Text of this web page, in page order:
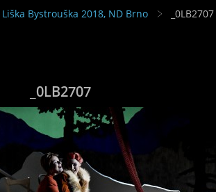
Liška Bystrouška 2018, ND Brno _0LB2707
_0LB2707